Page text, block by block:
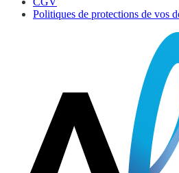
Politiques de protections de vos